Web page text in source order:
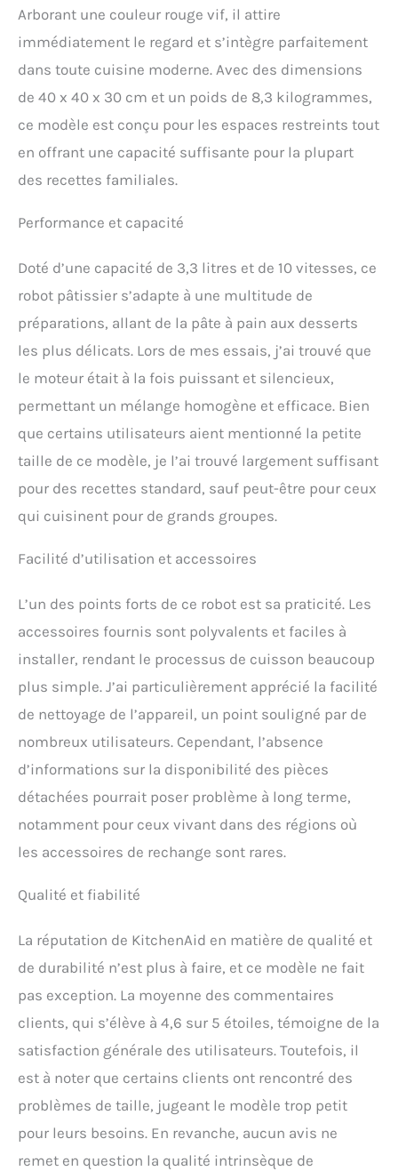
Arborant une couleur rouge vif, il attire
immédiatement le regard et s’intègre parfaitement
dans toute cuisine moderne. Avec des dimensions
de 40 x 40 x 30 cm et un poids de 8,3 kilogrammes,
ce modèle est conçu pour les espaces restreints tout
en offrant une capacité suffisante pour la plupart
des recettes familiales.
Performance et capacité
Doté d’une capacité de 3,3 litres et de 10 vitesses, ce
robot pâtissier s’adapte à une multitude de
préparations, allant de la pâte à pain aux desserts
les plus délicats. Lors de mes essais, j’ai trouvé que
le moteur était à la fois puissant et silencieux,
permettant un mélange homogène et efficace. Bien
que certains utilisateurs aient mentionné la petite
taille de ce modèle, je l’ai trouvé largement suffisant
pour des recettes standard, sauf peut-être pour ceux
qui cuisinent pour de grands groupes.
Facilité d’utilisation et accessoires
L’un des points forts de ce robot est sa praticité. Les
accessoires fournis sont polyvalents et faciles à
installer, rendant le processus de cuisson beaucoup
plus simple. J’ai particulièrement apprécié la facilité
de nettoyage de l’appareil, un point souligné par de
nombreux utilisateurs. Cependant, l’absence
d’informations sur la disponibilité des pièces
détachées pourrait poser problème à long terme,
notamment pour ceux vivant dans des régions où
les accessoires de rechange sont rares.
Qualité et fiabilité
La réputation de KitchenAid en matière de qualité et
de durabilité n’est plus à faire, et ce modèle ne fait
pas exception. La moyenne des commentaires
clients, qui s’élève à 4,6 sur 5 étoiles, témoigne de la
satisfaction générale des utilisateurs. Toutefois, il
est à noter que certains clients ont rencontré des
problèmes de taille, jugeant le modèle trop petit
pour leurs besoins. En revanche, aucun avis ne
remet en question la qualité intrinsèque de